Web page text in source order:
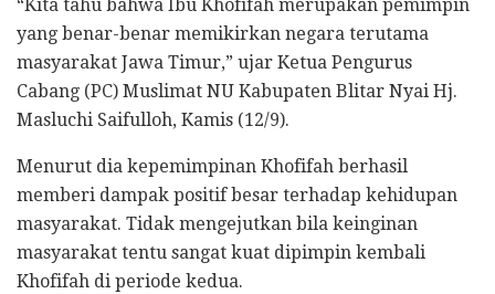
“Kita tahu bahwa Ibu Khofifah merupakan pemimpin
yang benar-benar memikirkan negara terutama
masyarakat Jawa Timur,” ujar Ketua Pengurus
Cabang (PC) Muslimat NU Kabupaten Blitar Nyai Hj.
Masluchi Saifulloh, Kamis (12/9).
Menurut dia kepemimpinan Khofifah berhasil
memberi dampak positif besar terhadap kehidupan
masyarakat. Tidak mengejutkan bila keinginan
masyarakat tentu sangat kuat dipimpin kembali
Khofifah di periode kedua.